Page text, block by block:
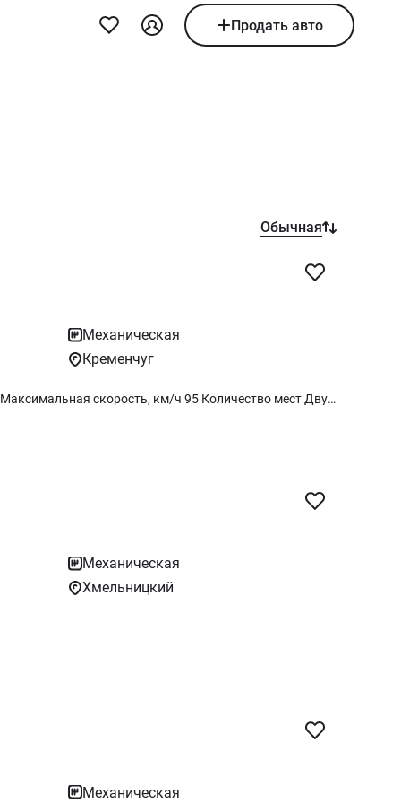
Продать авто
Обычная
Механическая
Кременчуг
Рабочий объем двигателя, см3 196 Максимальная скорость, км/ч 95 Количество мест Двухместный Грузоподъемность, кг 150 Объем топливного бака, л. 16 Номинальный расход топлива, л/100 км 2,8 Высота по сиденью водителя, мм 780 Колесная база, мм 1360 Конструкционная масса, кг 120 Номинальная мощность, кВт (л.с.) 11/15 Тип двигателя Одноцилиндровый, четырехтактный, карбюраторный, с верхним расположением клапанов и балансировочным валом. Тип топлива Бензин с октановым числом не ниже 92 Тип охлаждения Воздушное охлаждение Диаметр цилиндра, ход поршня, мм Максимальные обороты коленчатого вала, об/мин 7500 Количество и размещение клапанов 2, верхнее Размещение распределительного вала Верхнее Балансировочный вал Нижний Срок действия гарантии на силовой агрегат/двигатель составляет 12 месяцев или 5000 км пробега.
Механическая
Хмельницкий
Механическая